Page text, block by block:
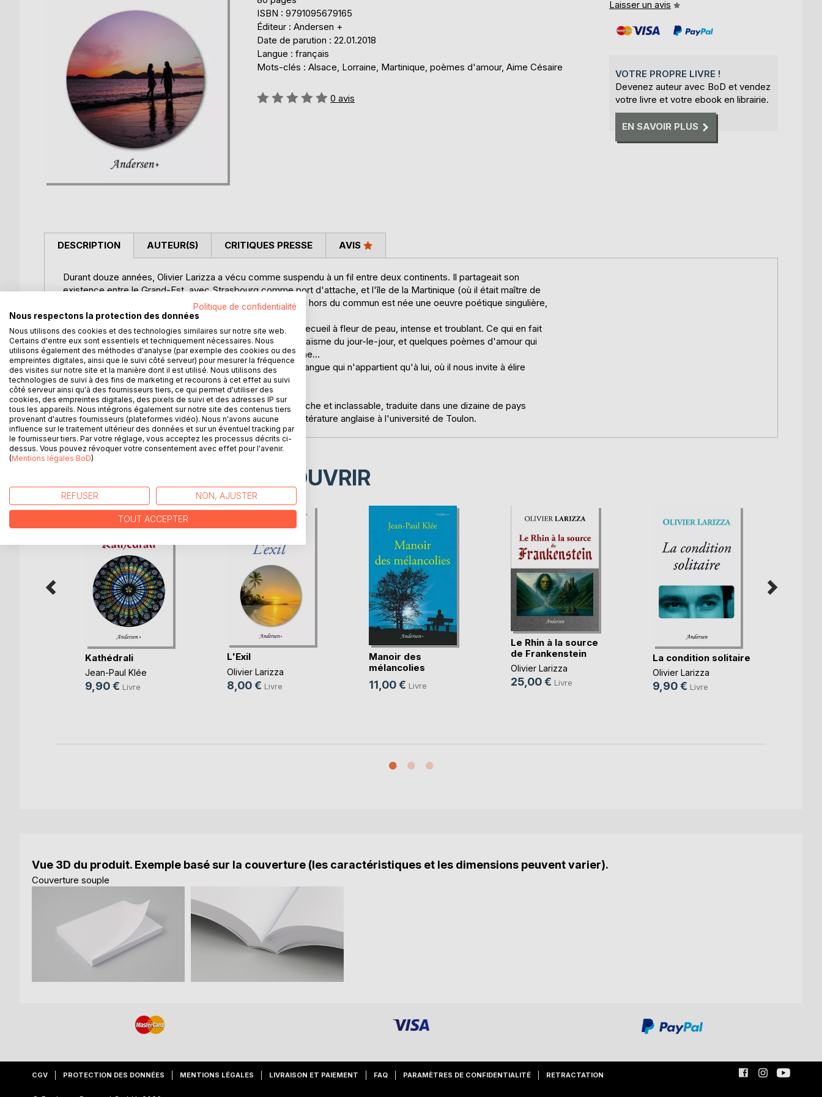
ISBN : 9791095679165
Éditeur : Andersen +
Date de parution : 22.01.2018
Langue : français
Mots-clés : Alsace, Lorraine, Martinique, poèmes d'amour, Aime Césaire
Évaluation:
0 avis
Laisser un avis
VOTRE PROPRE LIVRE !
Devenez auteur avec BoD et vendez
votre livre et votre ebook en librairie.
EN SAVOIR PLUS
DESCRIPTION
Durant douze années, Olivier Larizza a vécu comme suspendu à un fil entre deux continents. Il partageait son
existence entre le Grand-Est, avec Strasbourg comme port d'attache, et l'île de la Martinique (où il était maître de
conférences à l'université des Antilles). De cette situation hors du commun est née une oeuvre poétique singulière,
dont voici, après "L'Exil", le deuxième volet.
"L'Entre-deux" pourra se lire indépendamment. C'est un recueil à fleur de peau, intense et troublant. Ce qui en fait
le sel : la sensualité, la face cachée des tropiques, le prosaïsme du jour-le-jour, et quelques poèmes d'amour qui
peut-être rivalisent avec les plus beaux de notre patrimoine...
Larizza se fit poète pour se fixer quelque part : dans une langue qui n'appartient qu'à lui, où il nous invite à élire
domicile.
Olivier Larizza (né à Thionville) est l'auteur d'une oeuvre riche et inclassable, traduite dans une dizaine de pays
(dont la Russie et l'Iran). Il est enseignant-chercheur en littérature anglaise à l'université de Toulon.
AUTEUR(S) CRITIQUES PRESSE AVIS
D’AUTRES TITRES À DÉCOUVRIR
Kathédrali
Jean-Paul Klée
9,90 € Livre
L'Exil
Olivier Larizza
8,00 € Livre
Manoir des
mélancolies
11,00 € Livre
Le Rhin à la source
de Frankenstein
Olivier Larizza
25,00 € Livre
La condition solitaire
Olivier Larizza
9,90 € Livre
Vue 3D du produit. Exemple basé sur la couverture (les caractéristiques et les dimensions peuvent varier).
Couverture souple
CGV PROTECTION DES DONNÉES MENTIONS LÉGALES LIVRAISON ET PAIEMENT FAQ PARAMÈTRES DE CONFIDENTIALITÉ RETRACTATION
Politique de confidentialité
Nous respectons la protection des données
Nous utilisons des cookies et des technologies similaires sur notre site web.
Certains d'entre eux sont essentiels et techniquement nécessaires. Nous
utilisons également des méthodes d'analyse (par exemple des cookies ou des
empreintes digitales, ainsi que le suivi côté serveur) pour mesurer la fréquence
des visites sur notre site et la manière dont il est utilisé. Nous utilisons des
technologies de suivi à des fins de marketing et recourons à cet effet au suivi
côté serveur ainsi qu'à des fournisseurs tiers, ce qui permet d'utiliser des
cookies, des empreintes digitales, des pixels de suivi et des adresses IP sur
tous les appareils. Nous intégrons également sur notre site des contenus tiers
provenant d'autres fournisseurs (plateformes vidéo). Nous n'avons aucune
influence sur le traitement ultérieur des données et sur un éventuel tracking par
le fournisseur tiers. Par votre réglage, vous acceptez les processus décrits ci-
dessus. Vous pouvez révoquer votre consentement avec effet pour l'avenir.
(Mentions légales BoD)
REFUSER NON, AJUSTER
TOUT ACCEPTER